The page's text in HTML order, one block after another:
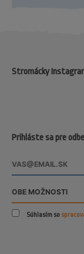
Prihláste sa pre
Súhlasím so
Stromácky